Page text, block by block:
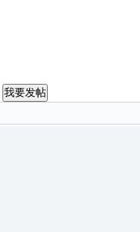
我要发帖